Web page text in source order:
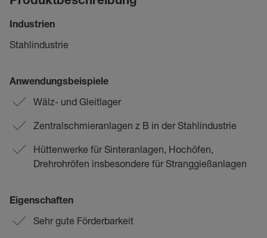
Industrien
Stahlindustrie
Anwendungsbeispiele
Wälz- und Gleitlager
Zentralschmieranlagen z B in der Stahlindustrie
Hüttenwerke für Sinteranlagen, Hochöfen,
Drehrohröfen insbesondere für Stranggießanlagen
Eigenschaften
Sehr gute Förderbarkeit